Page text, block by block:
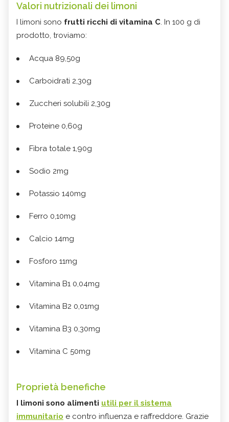
Valori nutrizionali dei limoni
I limoni sono frutti ricchi di vitamina C. In 100 g di
prodotto, troviamo:
Acqua 89,50g
Carboidrati 2,30g
Zuccheri solubili 2,30g
Proteine 0,60g
Fibra totale 1,90g
Sodio 2mg
Potassio 140mg
Ferro 0,10mg
Calcio 14mg
Fosforo 11mg
Vitamina B1 0,04mg
Vitamina B2 0,01mg
Vitamina B3 0,30mg
Vitamina C 50mg
Proprietà benefiche
I limoni sono alimenti utili per il sistema
immunitario e contro influenza e raffreddore. Grazie